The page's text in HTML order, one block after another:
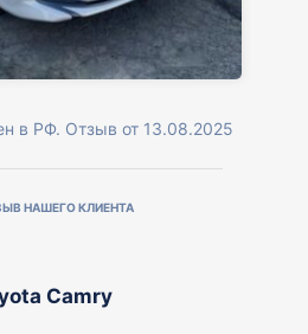
в РФ. Отзыв от 13.08.2025
НАШЕГО КЛИЕНТА
Camry